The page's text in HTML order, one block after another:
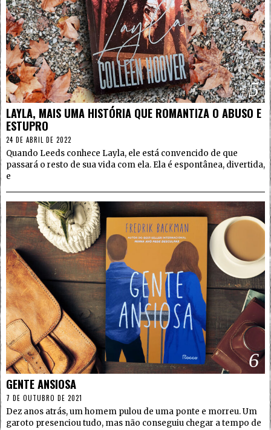
5
LAYLA, MAIS UMA HISTÓRIA QUE ROMANTIZA O ABUSO E
ESTUPRO
24 DE ABRIL DE 2022
Quando Leeds conhece Layla, ele está convencido de que
passará o resto de sua vida com ela. Ela é espontânea, divertida,
e
6
GENTE ANSIOSA
7 DE OUTUBRO DE 2021
Dez anos atrás, um homem pulou de uma ponte e morreu. Um
garoto presenciou tudo, mas não conseguiu chegar a tempo de